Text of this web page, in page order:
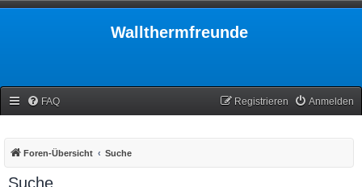
Wallthermfreunde
FAQ Anmelden
Registrieren
Foren-Übersicht Suche
Suche